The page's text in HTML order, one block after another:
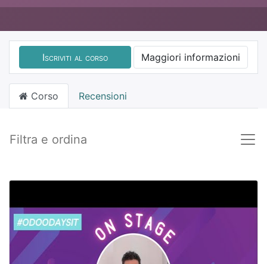
Iscriviti al corso Maggiori informazioni
Corso Recensioni
Filtra e ordina